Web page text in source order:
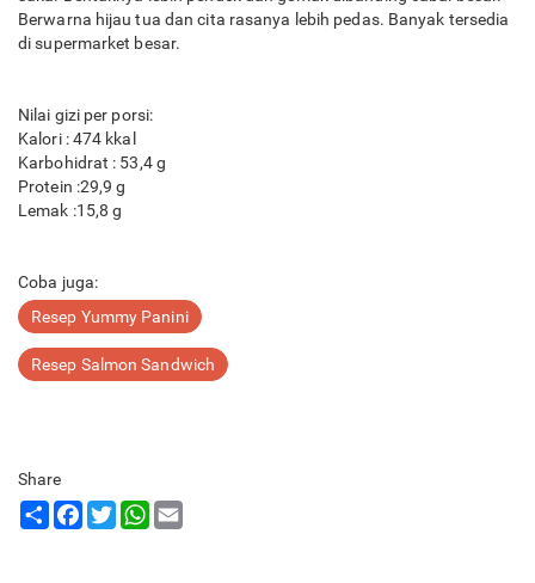
Berwarna hijau tua dan cita rasanya lebih pedas. Banyak tersedia
di supermarket besar.
Nilai gizi per porsi:
Kalori : 474 kkal
Karbohidrat : 53,4 g
Protein :29,9 g
Lemak :15,8 g
Coba juga:
Resep Yummy Panini
Resep Salmon Sandwich
Share
ShareFacebook
TwitterWhatsApp